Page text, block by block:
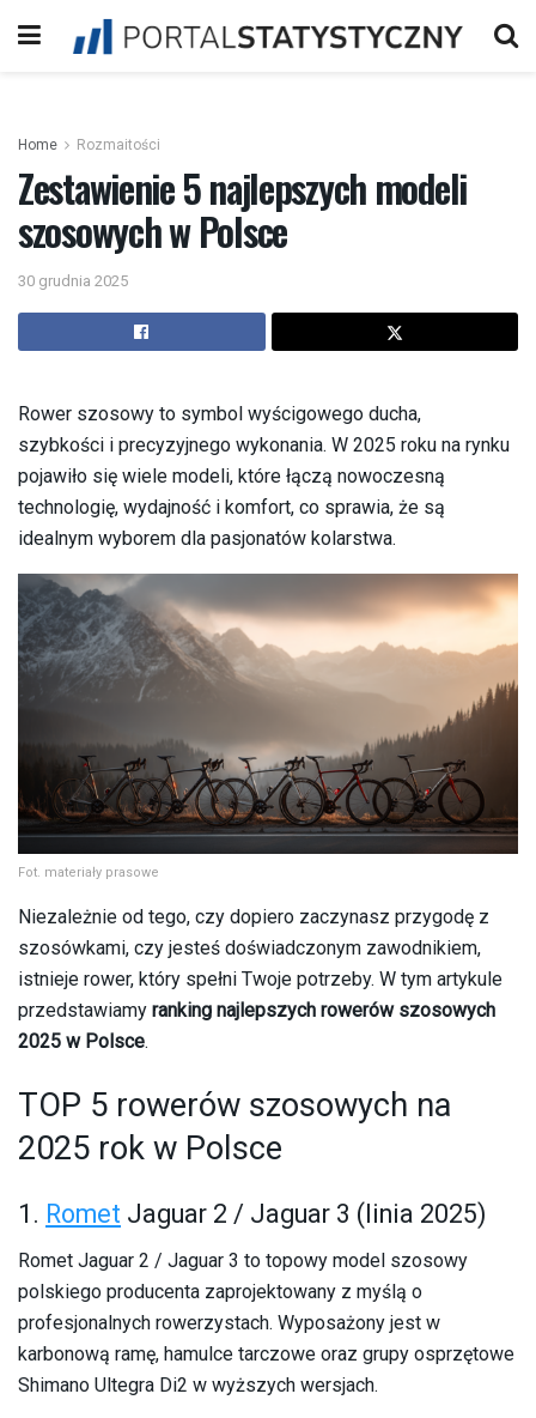
Home Rozmaitości
Zestawienie 5 najlepszych modeli
szosowych w Polsce
30 grudnia 2025
Rower szosowy to symbol wyścigowego ducha,
szybkości i precyzyjnego wykonania. W 2025 roku na rynku
pojawiło się wiele modeli, które łączą nowoczesną
technologię, wydajność i komfort, co sprawia, że są
idealnym wyborem dla pasjonatów kolarstwa.
Fot. materiały prasowe
Niezależnie od tego, czy dopiero zaczynasz przygodę z
szosówkami, czy jesteś doświadczonym zawodnikiem,
istnieje rower, który spełni Twoje potrzeby. W tym artykule
przedstawiamy ranking najlepszych rowerów szosowych
2025 w Polsce.
TOP 5 rowerów szosowych na
2025 rok w Polsce
1. Romet Jaguar 2 / Jaguar 3 (linia 2025)
Romet Jaguar 2 / Jaguar 3 to topowy model szosowy
polskiego producenta zaprojektowany z myślą o
profesjonalnych rowerzystach. Wyposażony jest w
karbonową ramę, hamulce tarczowe oraz grupy osprzętowe
Shimano Ultegra Di2 w wyższych wersjach.